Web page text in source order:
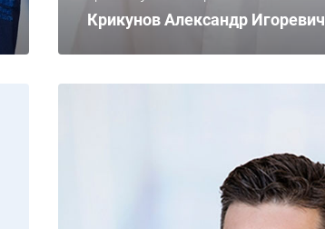
Крикунов Александр Игоревич